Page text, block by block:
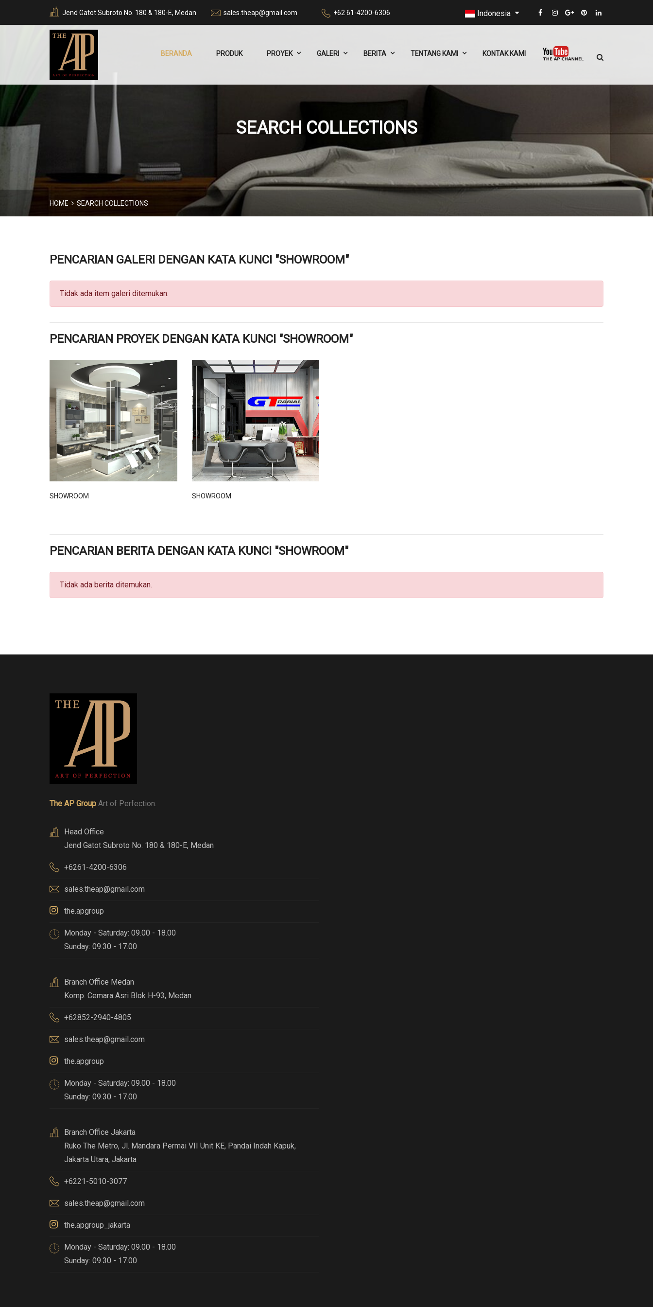
Jend Gatot Subroto No. 180 & 180-E, Medan sales.theap@gmail.com +62 61-4200-6306 Indonesia
BERANDA PRODUK PROYEK GALERI BERITA TENTANG KAMI KONTAK KAMI
SEARCH COLLECTIONS
HOME SEARCH COLLECTIONS
PENCARIAN GALERI DENGAN KATA KUNCI "SHOWROOM"
Tidak ada item galeri ditemukan.
PENCARIAN PROYEK DENGAN KATA KUNCI "SHOWROOM"
SHOWROOM
DETAIL
SHOWROOM
PENCARIAN BERITA DENGAN KATA KUNCI "SHOWROOM"
Tidak ada berita ditemukan.
The AP Group Art of Perfection.
Head Office
Jend Gatot Subroto No. 180 & 180-E, Medan
+6261-4200-6306
sales.theap@gmail.com
the.apgroup
Monday - Saturday: 09.00 - 18.00
Sunday: 09.30 - 17.00
Branch Office Medan
Komp. Cemara Asri Blok H-93, Medan
+62852-2940-4805
sales.theap@gmail.com
the.apgroup
Monday - Saturday: 09.00 - 18.00
Sunday: 09.30 - 17.00
Branch Office Jakarta
Ruko The Metro, Jl. Mandara Permai VII Unit KE, Pandai Indah Kapuk,
Jakarta Utara, Jakarta
+6221-5010-3077
sales.theap@gmail.com
the.apgroup_jakarta
Monday - Saturday: 09.00 - 18.00
Sunday: 09.30 - 17.00